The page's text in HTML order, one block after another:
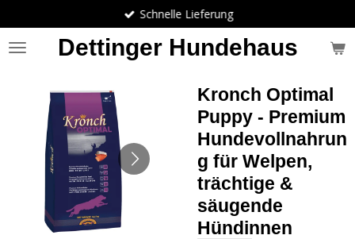
Hauptinhalt
springen
Dettinger Hundehaus
Schnelle Lieferung
Kronch Optimal
Puppy - Premium
Hundevollnahrun
g für Welpen,
trächtige &
säugende
Hündinnen